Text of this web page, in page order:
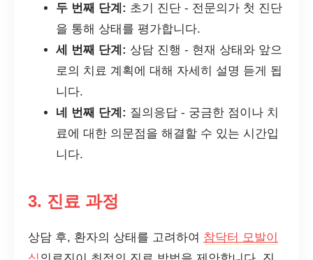
두 번째 단계: 초기 진단 - 전문의가 첫 진단
을 통해 상태를 평가합니다.
세 번째 단계: 상담 진행 - 현재 상태와 앞으
로의 치료 계획에 대해 자세히 설명 듣게 됩
니다.
네 번째 단계: 질의응답 - 궁금한 점이나 치
료에 대한 의문점을 해결할 수 있는 시간입
니다.
3. 진료 과정
상담 후, 환자의 상태를 고려하여 참닥터 모발이